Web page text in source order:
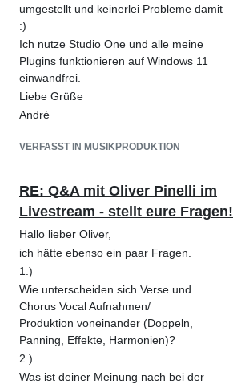
umgestellt und keinerlei Probleme damit
:)
Ich nutze Studio One und alle meine
Plugins funktionieren auf Windows 11
einwandfrei.
Liebe Grüße
André
VERFASST IN MUSIKPRODUKTION
RE: Q&A mit Oliver Pinelli im
Livestream - stellt eure Fragen!
Hallo lieber Oliver,
ich hätte ebenso ein paar Fragen.
1.)
Wie unterscheiden sich Verse und
Chorus Vocal Aufnahmen/
Produktion voneinander (Doppeln,
Panning, Effekte, Harmonien)?
2.)
Was ist deiner Meinung nach bei der